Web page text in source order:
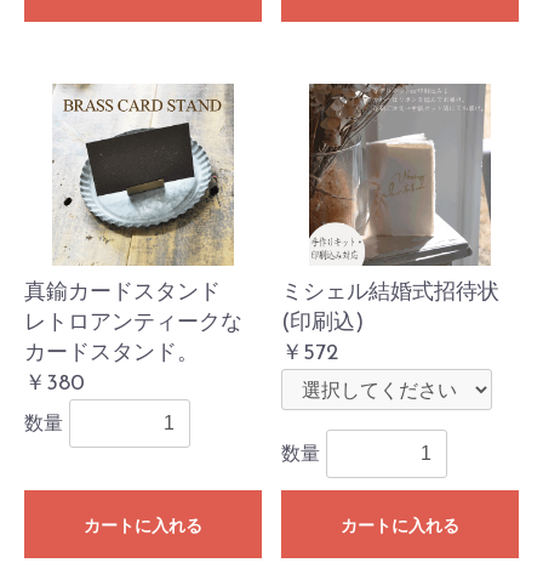
真鍮カードスタンド
レトロアンティークな
カードスタンド。
￥380
数量
カートに入れる
ミシェル結婚式招待状
(印刷込)
￥572
数量
カートに入れる